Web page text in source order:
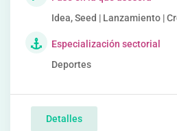
Idea, Seed | Lanzamiento |
Especialización sectorial
Deportes
Detalles